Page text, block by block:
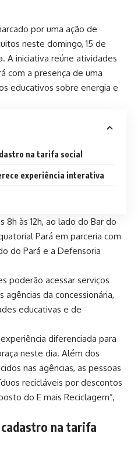
por uma ação de
neste domingo, 15 de
A iniciativa reúne atividades
com a presença de uma
educativos sobre energia e
na tarifa social
experiência interativa
8h às 12h, ao lado do Bar do
Pará em parceria com
do Pará e a Defensoria
poderão acessar serviços
da concessionária,
educativas e de
diferenciada para
neste dia. Além dos
nas agências, as pessoas
recicláveis por descontos
do E mais Reciclagem”,
na tarifa